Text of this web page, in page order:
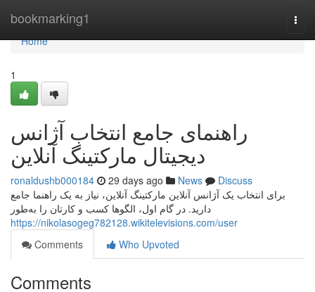
bookmarking1
Home
Home
1
راهنمای جامع انتخاب آژانس
دیجیتال مارکتینگ آنلاین
ronaldushb000184 29 days ago News
Discuss
برای انتخاب یک آژانس آنلاین مارکتینگ آنلاین، نیاز به یک راهنما جامع
دارید. در گام اول، الگوها کسب و کارتان را به‌طور
https://nikolasogeg782128.wikitelevisions.com/user
Comments
Who Upvoted
Comments